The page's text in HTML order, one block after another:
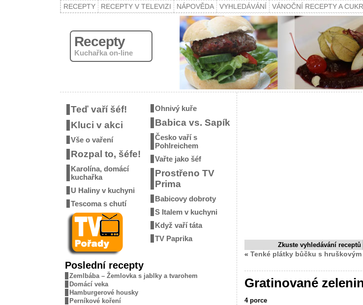
RECEPTY RECEPTY V TELEVIZI NÁPOVĚDA VYHLEDÁVÁNÍ VÁNOČNÍ RECEPTY A
Recepty
Kuchařka on-line
Teď vaří šéf!
Kluci v akci
Vše o vaření
Rozpal to, šéfe!
Karolína, domácí
kuchařka
U Haliny v kuchyni
Tescoma s chutí
Ohnivý kuře
Babica vs. Sapík
Česko vaří s
Pohlreichem
Vařte jako šéf
Prostřeno TV
Prima
Babicovy dobroty
S Italem v kuchyni
Když vaří táta
TV Paprika
Poslední recepty
Zemlbába – Žemlovka s jablky a tvarohem
Domácí veka
Hamburgerové housky
Perníkové koření
Zkuste vyhledávání receptů
« Tenké plátky bůčku s
Gratinované
4 porce